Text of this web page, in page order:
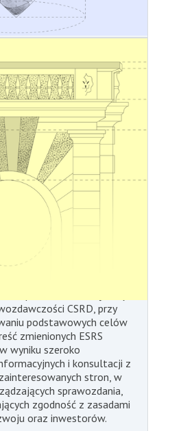
podstawy.
przepisów w
w zakresie
rozwoju
przekazała Komisji
europejskich
w zakresie
(ESRS) w formie opinii
że Komisja przyjmie
drodze aktu
połowie 2026 r.
w
rozwoju mają na celu
sprawozdawczego dla
wprowadzenie większej
CSRD, przy
podstawowych celów
zmienionych ESRS
wyniku szeroko
i konsultacji z
stron, w
sprawozdania,
zgodność z zasadami
oraz inwestorów.